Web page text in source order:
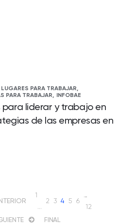
PARA TRABAJAR,
PARA TRABAJAR, INFOBAE
liderar y trabajo en
de las empresas en
1
...
2 3 4 5 6
…
12
FINAL